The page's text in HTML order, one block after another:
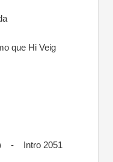
que Hi Veig
- Intro 2051